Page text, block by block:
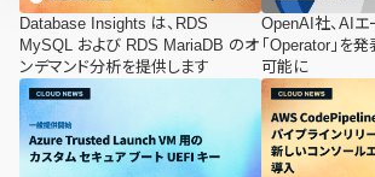
Database Insights は、RDS
MySQL および RDS MariaDB のオ
ンデマンド分析を提供します
OpenAI社、AIエ
「Operator」を
可能に